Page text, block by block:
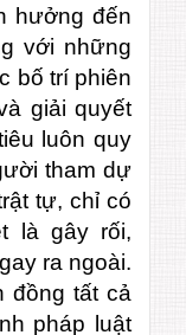
hưởng đến
với những
bố trí phiên
giải quyết
luôn quy
tham dự
tự, chỉ có
là gây rối,
ra ngoài.
đồng tất cả
pháp luật